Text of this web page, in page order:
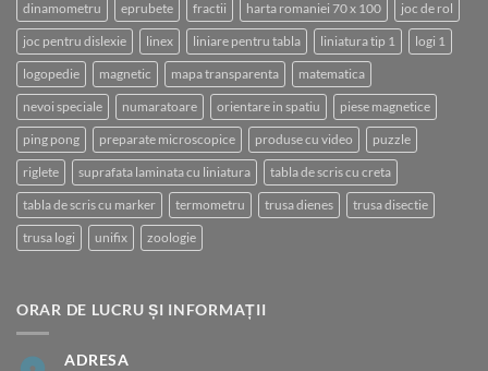
dinamometru eprubete fractii harta romaniei 70 x 100 joc de rol
joc pentru dislexie linex liniare pentru tabla liniatura tip 1 logi 1
logopedie magnetic mapa transparenta matematica
nevoi speciale numaratoare orientare in spatiu piese magnetice
ping pong preparate microscopice produse cu video puzzle
riglete suprafata laminata cu liniatura tabla de scris cu creta
tabla de scris cu marker termometru trusa dienes trusa disectie
trusa logi unifix zoologie
ORAR DE LUCRU ȘI INFORMAȚII
ADRESA